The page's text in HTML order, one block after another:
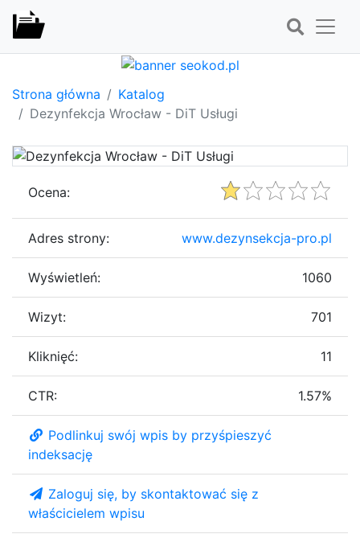
Strona główna
Katalog
Dezynfekcja Wrocław - DiT Usługi
Ocena:
Adres strony: www.dezynsekcja-pro.pl
Wyświetleń: 1060
Wizyt: 701
Kliknięć: 11
CTR: 1.57%
Podlinkuj swój wpis by przyśpieszyć
indeksację
Zaloguj się, by skontaktować się z
właścicielem wpisu